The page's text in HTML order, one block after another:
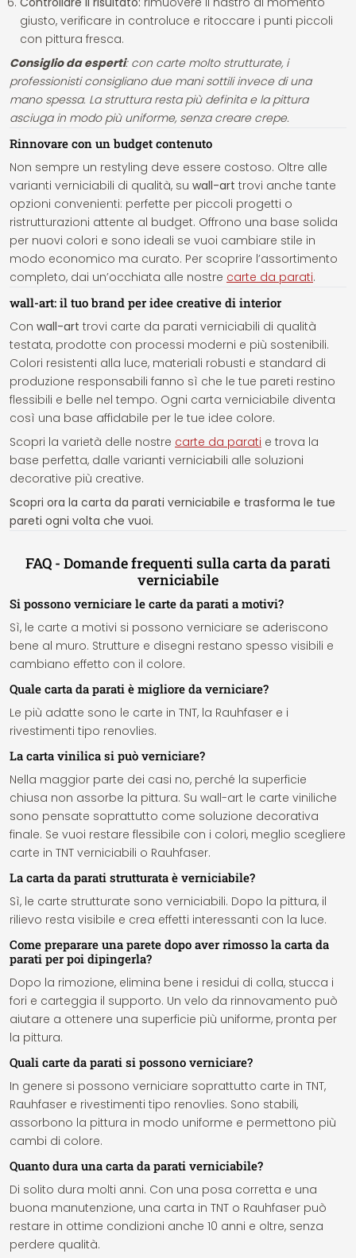
giusto, verificare in controluce e ritoccare i punti piccoli
con pittura fresca.
Consiglio da esperti: con carte molto strutturate, i
professionisti consigliano due mani sottili invece di una
mano spessa. La struttura resta più definita e la pittura
asciuga in modo più uniforme, senza creare crepe.
Rinnovare con un budget contenuto
Non sempre un restyling deve essere costoso. Oltre alle
varianti verniciabili di qualità, su wall-art trovi anche tante
opzioni convenienti: perfette per piccoli progetti o
ristrutturazioni attente al budget. Offrono una base solida
per nuovi colori e sono ideali se vuoi cambiare stile in
modo economico ma curato. Per scoprire l’assortimento
completo, dai un’occhiata alle nostre carte da parati.
wall-art: il tuo brand per idee creative di interior
Con wall-art trovi carte da parati verniciabili di qualità
testata, prodotte con processi moderni e più sostenibili.
Colori resistenti alla luce, materiali robusti e standard di
produzione responsabili fanno sì che le tue pareti restino
flessibili e belle nel tempo. Ogni carta verniciabile diventa
così una base affidabile per le tue idee colore.
Scopri la varietà delle nostre carte da parati e trova la
base perfetta, dalle varianti verniciabili alle soluzioni
decorative più creative.
Scopri ora la carta da parati verniciabile e trasforma le tue
pareti ogni volta che vuoi.
FAQ - Domande frequenti sulla carta da parati
verniciabile
Si possono verniciare le carte da parati a motivi?
Sì, le carte a motivi si possono verniciare se aderiscono
bene al muro. Strutture e disegni restano spesso visibili e
cambiano effetto con il colore.
Quale carta da parati è migliore da verniciare?
Le più adatte sono le carte in TNT, la Rauhfaser e i
rivestimenti tipo renovlies.
La carta vinilica si può verniciare?
Nella maggior parte dei casi no, perché la superficie
chiusa non assorbe la pittura. Su wall-art le carte viniliche
sono pensate soprattutto come soluzione decorativa
finale. Se vuoi restare flessibile con i colori, meglio scegliere
carte in TNT verniciabili o Rauhfaser.
La carta da parati strutturata è verniciabile?
Sì, le carte strutturate sono verniciabili. Dopo la pittura, il
rilievo resta visibile e crea effetti interessanti con la luce.
Come preparare una parete dopo aver rimosso la carta da
parati per poi dipingerla?
Dopo la rimozione, elimina bene i residui di colla, stucca i
fori e carteggia il supporto. Un velo da rinnovamento può
aiutare a ottenere una superficie più uniforme, pronta per
la pittura.
Quali carte da parati si possono verniciare?
In genere si possono verniciare soprattutto carte in TNT,
Rauhfaser e rivestimenti tipo renovlies. Sono stabili,
assorbono la pittura in modo uniforme e permettono più
cambi di colore.
Quanto dura una carta da parati verniciabile?
Di solito dura molti anni. Con una posa corretta e una
buona manutenzione, una carta in TNT o Rauhfaser può
restare in ottime condizioni anche 10 anni e oltre, senza
perdere qualità.